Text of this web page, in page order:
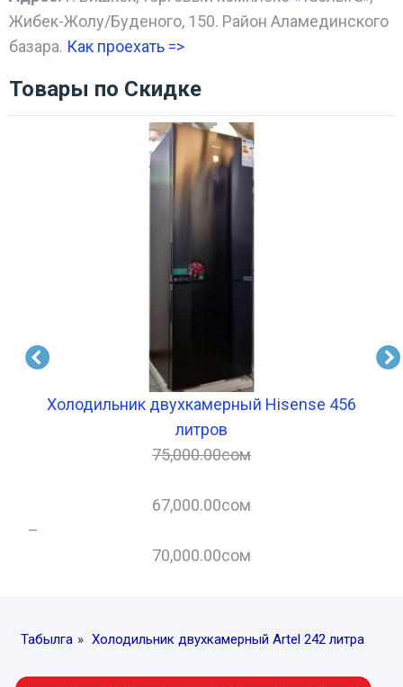
Жибек-Жолу/Буденого, 150. Район Аламединского
базара. Как проехать =>
Товары по Скидке
Холодильник двухкамерный Hisense 456
литров
75,000.00сом
67,000.00сом
–
70,000.00сом
Табылга » Холодильник двухкамерный Artel 242 литра